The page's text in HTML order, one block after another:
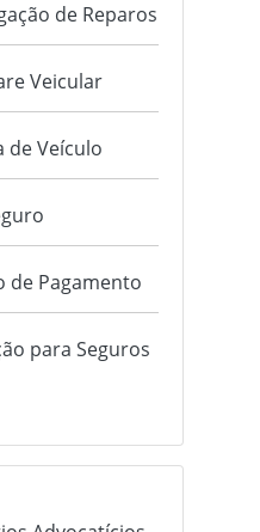
de Reparos
Veicular
de Veículo
de Pagamento
para Seguros